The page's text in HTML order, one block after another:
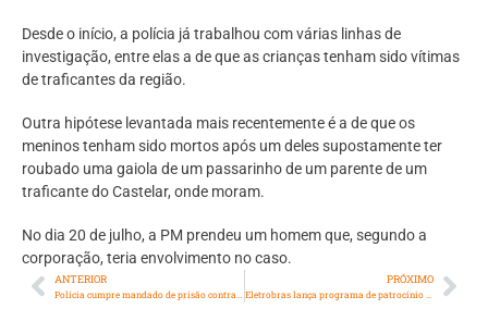
Desde o início, a polícia já trabalhou com várias linhas de
investigação, entre elas a de que as crianças tenham sido vítimas
de traficantes da região.
Outra hipótese levantada mais recentemente é a de que os
meninos tenham sido mortos após um deles supostamente ter
roubado uma gaiola de um passarinho de um parente de um
traficante do Castelar, onde moram.
No dia 20 de julho, a PM prendeu um homem que, segundo a
corporação, teria envolvimento no caso.
ANTERIOR
Polícia cumpre mandado de prisão contra ex-vereador do Rio
PRÓXIMO
Eletrobras lança programa de patrocínio a projetos esportivos